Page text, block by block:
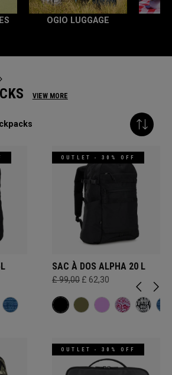
OGIO LUGGAGE
VIEW MORE
OUTLET - 30% OFF
SAC À DOS ALPHA 20 L
£ 99,00 £ 62,30
OUTLET - 30% OFF